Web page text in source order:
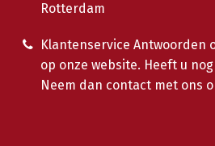
Rotterdam
Klantenservice Antwoorden
op onze website. Heeft u
Neem dan contact met ons